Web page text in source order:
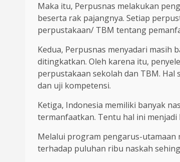
Maka itu, Perpusnas melakukan
beserta rak pajangnya. Setiap
perpustakaan/ TBM tentang
Kedua, Perpusnas menyadari
ditingkatkan. Oleh karena itu,
perpustakaan sekolah dan TBM.
dan uji kompetensi.
Ketiga, Indonesia memiliki banyak
termanfaatkan. Tentu hal ini
Melalui program pengarus-utamaan
terhadap puluhan ribu naskah